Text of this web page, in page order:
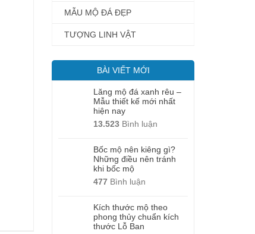
MẪU MỘ ĐÁ ĐẸP
TƯỢNG LINH VẬT
BÀI VIẾT MỚI
Lăng mộ đá xanh rêu –
Mẫu thiết kế mới nhất
hiện nay
13.523 Bình luận
Bốc mộ nên kiêng gì?
Những điều nên tránh
khi bốc mộ
477 Bình luận
Kích thước mộ theo
phong thủy chuẩn kích
thước Lỗ Ban